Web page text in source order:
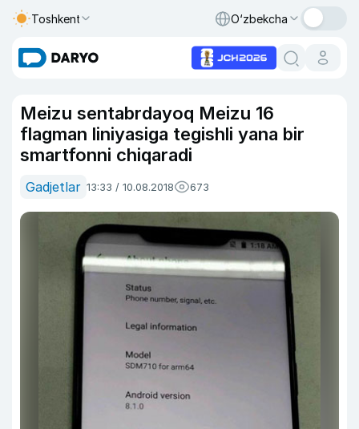
Toshkent O‘zbekcha
Meizu sentabrdayoq Meizu 16
flagman liniyasiga tegishli yana bir
smartfonni chiqaradi
Gadjetlar 13:33 / 10.08.2018 673